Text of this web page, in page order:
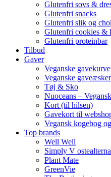
Glutenfri sovs &
Glutenfri snacks
Glutenfri slik og
Glutenfri cookies &
Glutenfri proteinbar
Tilbud
Gaver
Veganske gavekurve
Veganske gaveæsker
Tøj & Sko
Nuoceans –
Kort (til hilsen)
Gavekort til
Vegansk kogebog
Top brands
Well Well
Simply V
Plant Mate
GreenVie